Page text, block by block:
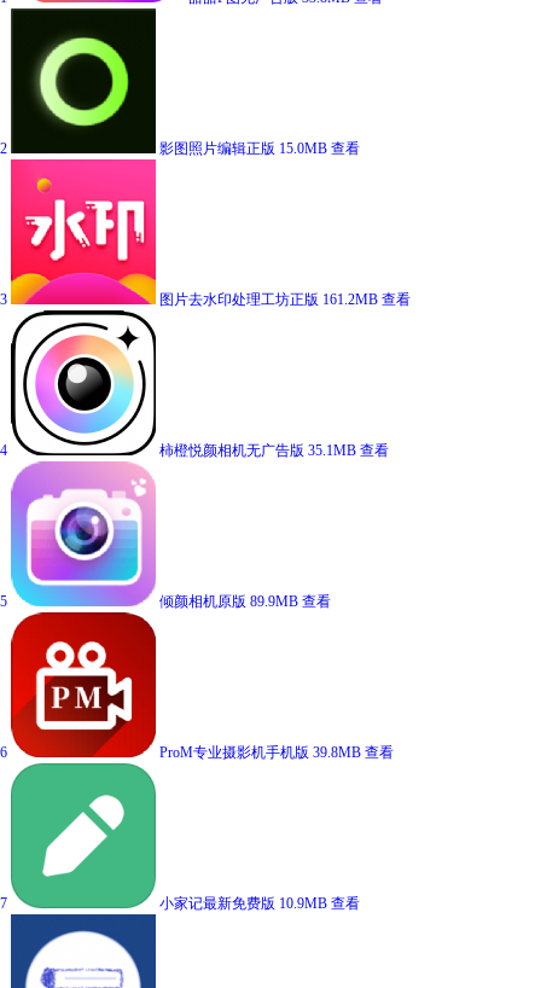
2 影图照片编辑正版 15.0MB 查看
3 图片去水印处理工坊正版 161.2MB 查看
4 柿橙悦颜相机无广告版 35.1MB 查看
5 倾颜相机原版 89.9MB 查看
6 ProM专业摄影机手机版 39.8MB 查看
7 小家记最新免费版 10.9MB 查看